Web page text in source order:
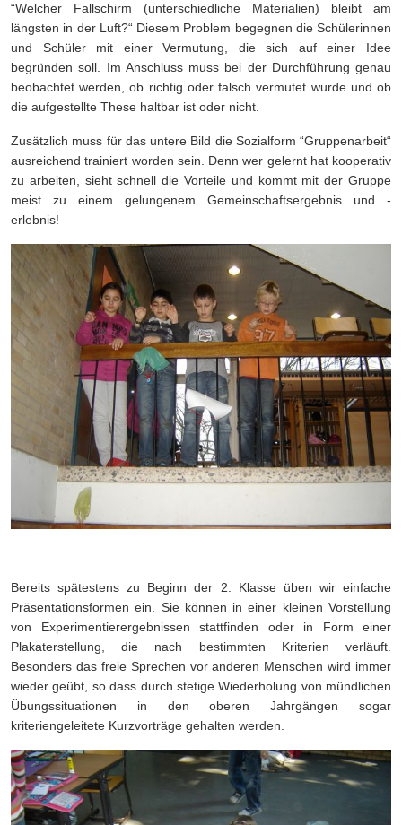
“Welcher Fallschirm (unterschiedliche Materialien) bleibt am
längsten in der Luft?“ Diesem Problem begegnen die Schülerinnen
und Schüler mit einer Vermutung, die sich auf einer Idee
begründen soll. Im Anschluss muss bei der Durchführung genau
beobachtet werden, ob richtig oder falsch vermutet wurde und ob
die aufgestellte These haltbar ist oder nicht.
Zusätzlich muss für das untere Bild die Sozialform “Gruppenarbeit“
ausreichend trainiert worden sein. Denn wer gelernt hat kooperativ
zu arbeiten, sieht schnell die Vorteile und kommt mit der Gruppe
meist zu einem gelungenem Gemeinschaftsergebnis und -
erlebnis!
Bereits spätestens zu Beginn der 2. Klasse üben wir einfache
Präsentationsformen ein. Sie können in einer kleinen Vorstellung
von Experimentierergebnissen stattfinden oder in Form einer
Plakaterstellung, die nach bestimmten Kriterien verläuft.
Besonders das freie Sprechen vor anderen Menschen wird immer
wieder geübt, so dass durch stetige Wiederholung von mündlichen
Übungssituationen in den oberen Jahrgängen sogar
kriteriengeleitete Kurzvorträge gehalten werden.